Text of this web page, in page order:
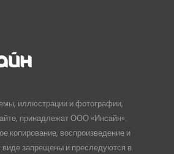
иллюстрации и фотографии,
принадлежат ООО «Инсайн».
копирование, воспроизведение и
запрещены и преследуются в